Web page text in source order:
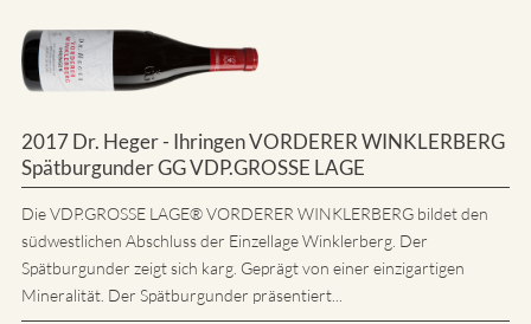
2017 Dr. Heger - Ihringen VORDERER WINKLERBERG
Spätburgunder GG VDP.GROSSE LAGE
Die VDP.GROSSE LAGE® VORDERER WINKLERBERG bildet den
südwestlichen Abschluss der Einzellage Winklerberg. Der
Spätburgunder zeigt sich karg. Geprägt von einer einzigartigen
Mineralität. Der Spätburgunder präsentiert...